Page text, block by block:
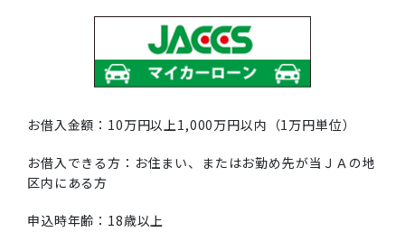
お借入金額：10万円以上1,000万円以内（1万円単位）
お借入できる方：お住まい、またはお勤め先が当ＪＡの地
区内にある方
申込時年齢：18歳以上